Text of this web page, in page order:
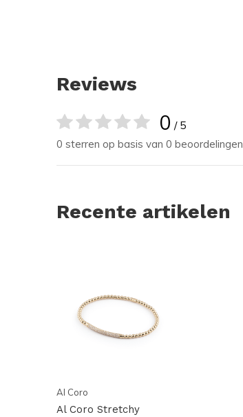
Reviews
0 / 5
0 sterren op basis van 0 beoordelingen
Recente artikelen
Al Coro
Al Coro Stretchy